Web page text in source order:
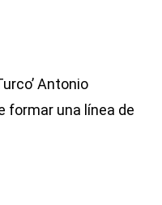
Antonio
formar una línea de